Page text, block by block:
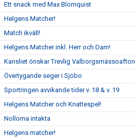
Ett snack med Max Blomquist
Helgens Matcher!
Match ikväll!
Helgens Matcher inkl. Herr och Dam!
Kansliet önskar Trevlig Valborgsmässoafton
Övertygande seger i Sjöbo
Sportringen avvikande tider v. 18 & v. 19
Helgens Matcher och Knattespel!
Nollorna intakta
Helgens matcher!